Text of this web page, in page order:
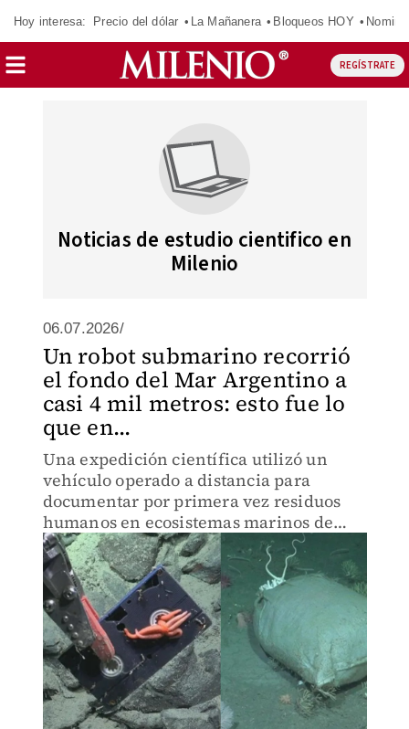
Hoy interesa: Precio del dólar La Mañanera Bloqueos HOY
REGÍSTRATE
Noticias de estudio cientifico en
Milenio
06.07.2026/
Un robot submarino recorrió
el fondo del Mar Argentino a
casi 4 mil metros: esto fue lo
que en...
Una expedición científica utilizó un
vehículo operado a distancia para
documentar por primera vez residuos
humanos en ecosistemas marinos de
gran profundidad.